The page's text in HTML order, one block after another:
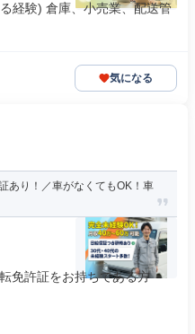
経験) 倉庫、小売業、配送管
気になる
あり！／車がなくてもOK！車
免許証をお持ちである方 ・